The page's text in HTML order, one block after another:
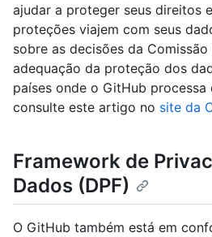
ajudar a proteger seus direitos
proteções viajem com seus
sobre as decisões da
adequação da proteção dos
países onde o GitHub processa
consulte este artigo no site da
Framework de
Dados (DPF)
O GitHub também está em